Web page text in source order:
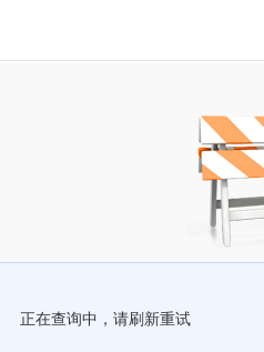
正在查询中，请刷新重试